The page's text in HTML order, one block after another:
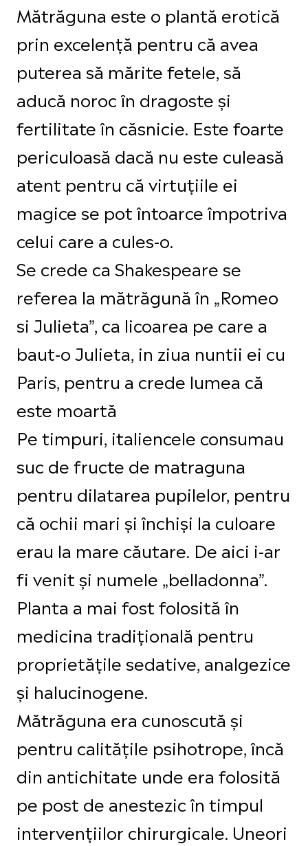
Mătrăguna este o plantă erotică
prin excelență pentru că avea
puterea să mărite fetele, să
aducă noroc în dragoste și
fertilitate în căsnicie. Este foarte
periculoasă dacă nu este culeasă
atent pentru că virtuțiile ei
magice se pot întoarce împotriva
celui care a cules-o.
Se crede ca Shakespeare se
referea la mătrăgună în „Romeo
si Julieta”, ca licoarea pe care a
baut-o Julieta, in ziua nuntii ei cu
Paris, pentru a crede lumea că
este moartă
Pe timpuri, italiencele consumau
suc de fructe de matraguna
pentru dilatarea pupilelor, pentru
că ochii mari și închiși la culoare
erau la mare căutare. De aici i-ar
fi venit și numele „belladonna”.
Planta a mai fost folosită în
medicina tradițională pentru
proprietățile sedative, analgezice
și halucinogene.
Mătrăguna era cunoscută și
pentru calitățile psihotrope, încă
din antichitate unde era folosită
pe post de anestezic în timpul
intervențiilor chirurgicale. Uneori